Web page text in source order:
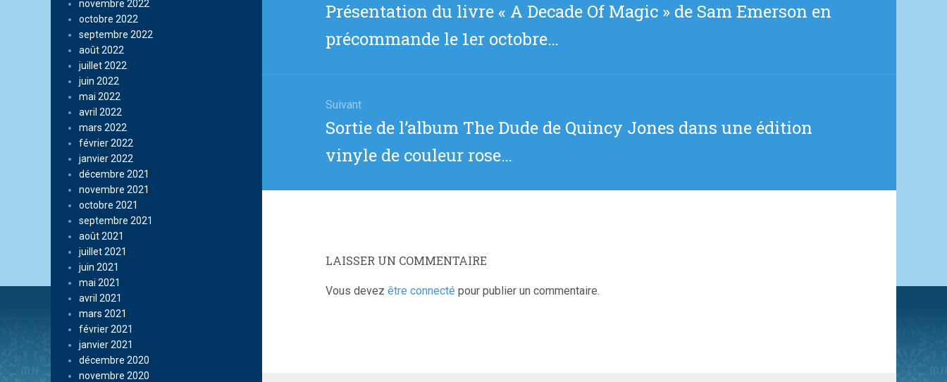
novembre 2022
octobre 2022
septembre 2022
août 2022
juillet 2022
juin 2022
mai 2022
avril 2022
mars 2022
février 2022
janvier 2022
décembre 2021
novembre 2021
octobre 2021
septembre 2021
août 2021
juillet 2021
juin 2021
mai 2021
avril 2021
mars 2021
février 2021
janvier 2021
décembre 2020
novembre 2020
l’article
Article
Présentation du livre « A Decade Of Magic » de Sam Emerson en
précommande le 1er octobre…
Suivant
Article
Sortie de l’album The Dude de Quincy Jones dans une édition
vinyle de couleur rose…
LAISSER UN COMMENTAIRE
Vous devez être connecté pour publier un commentaire.